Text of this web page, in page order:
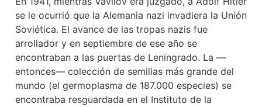
se le ocurrió que la Alemania nazi invadiera la Unión
Soviética. El avance de las tropas nazis fue
arrollador y en septiembre de ese año se
encontraban a las puertas de Leningrado. La —
entonces— colección de semillas más grande del
mundo (el germoplasma de 187.000 especies) se
encontraba resguardada en el Instituto de la